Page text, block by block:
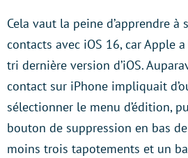
Cela vaut la peine d’apprendre à
contacts avec iOS 16, car Apple
tri dernière version d’iOS.
contact sur iPhone impliquait
sélectionner le menu d’édition,
bouton de suppression en bas de
moins trois tapotements et un